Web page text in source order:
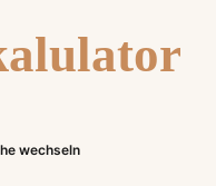
wechseln